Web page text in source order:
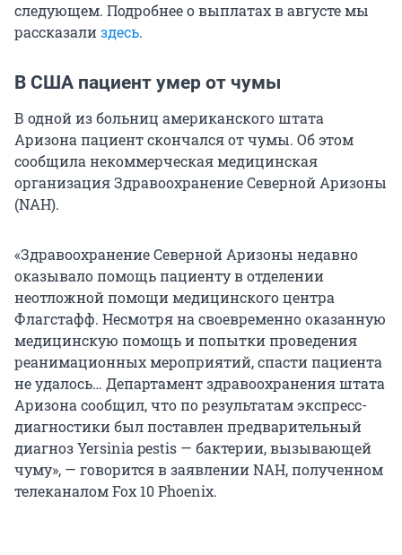
следующем. Подробнее о выплатах в августе мы
рассказализдесь.
В США пациент умер от чумы
В одной из больниц американского штата
Аризона пациент скончался от чумы. Об этом
сообщила некоммерческая медицинская
организация Здравоохранение Северной Аризоны
(NAH).
«Здравоохранение Северной Аризоны недавно
оказывало помощь пациенту в отделении
неотложной помощи медицинского центра
Флагстафф. Несмотря на своевременно оказанную
медицинскую помощь и попытки проведения
реанимационных мероприятий, спасти пациента
не удалось… Департамент здравоохранения штата
Аризона сообщил, что по результатам экспресс-
диагностики был поставлен предварительный
диагноз Yersinia pestis — бактерии, вызывающей
чуму», — говорится в заявлении NAH, полученном
телеканалом Fox 10 Phoenix.